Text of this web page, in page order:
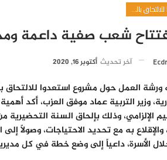
مشروع استعدوا للالتحاق بالمدرسة
شعب صفية داعمة
آخر تحديث أكتوبر 16, 2020
ورشة العمل حول مشروع استعدوا للالتحاق
وزير التربية عماد موفق العزب، أكد
الإلزامي، وذلك بإلحاق السنة
والإقلاع به مع تحديد الاحتياجات،
الأسرة، داعياً إلى وضع خطة في كل